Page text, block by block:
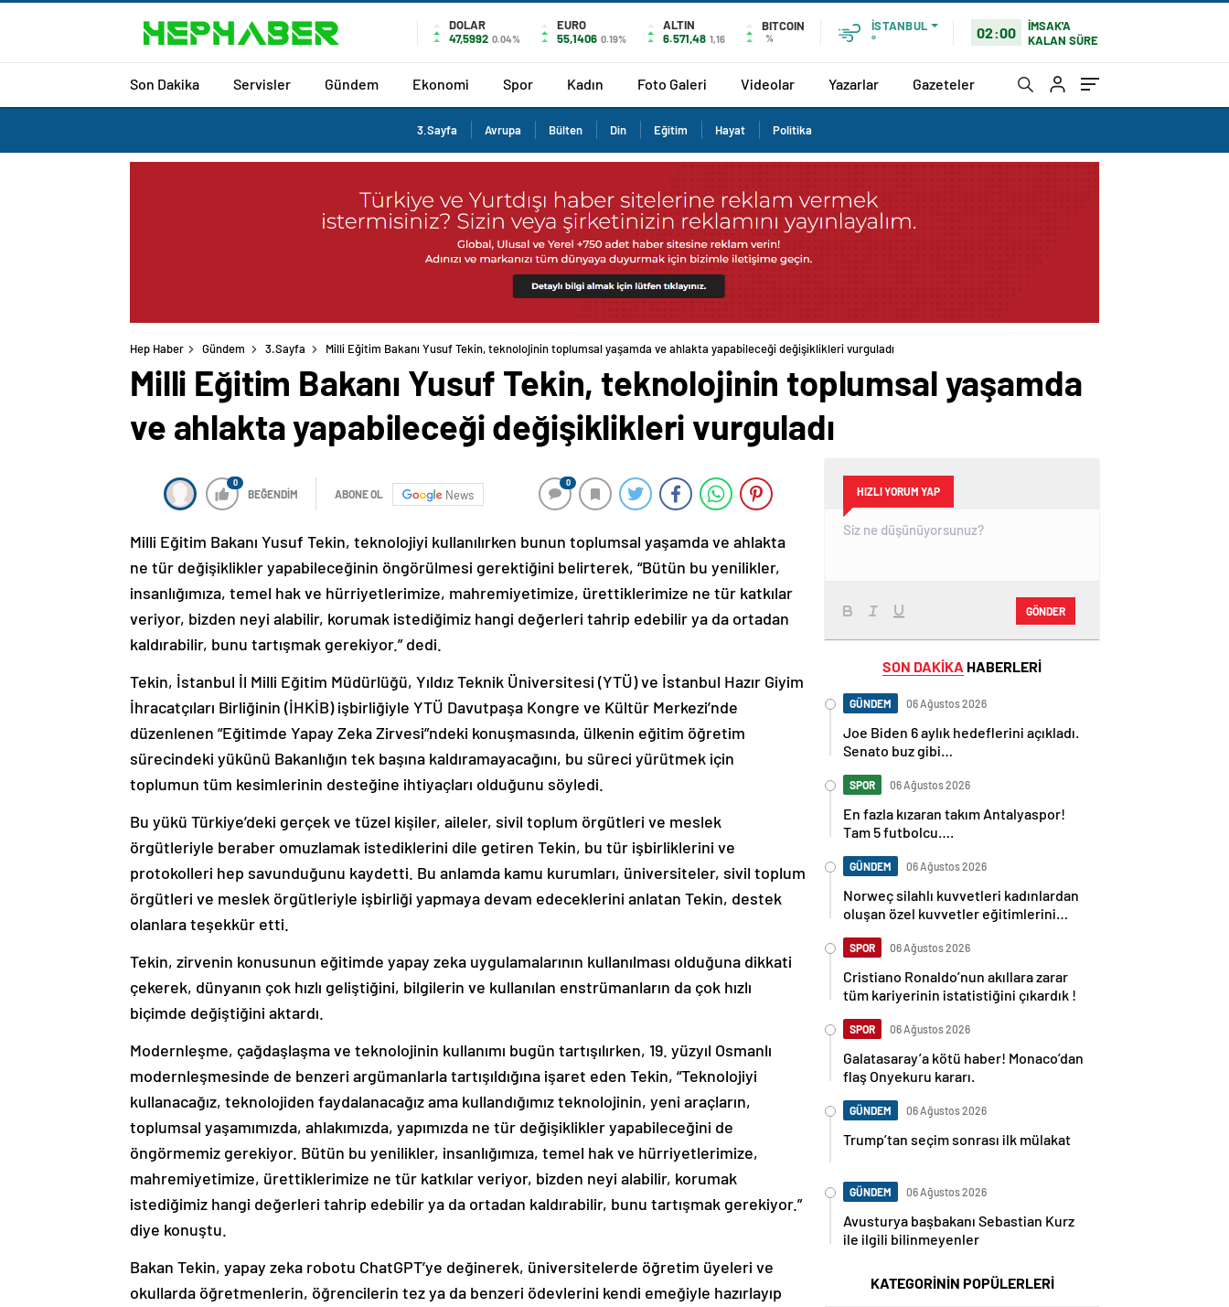
DOLAR
47,5992 0.04%
EURO
55,1406 0.19%
ALTIN
6.571,48 1,16
BITCOIN
%
İSTANBUL
°
02:00
İMSAK'A
KALAN SÜRE
Son Dakika Servisler Gündem Ekonomi Spor Kadın Foto Galeri Videolar Yazarlar Gazeteler
3.Sayfa Avrupa Bülten Din Eğitim Hayat Politika
Hep Haber Gündem 3.Sayfa Milli Eğitim Bakanı Yusuf Tekin, teknolojinin toplumsal yaşamda ve ahlakta yapabileceği değişiklikleri vurguladı
Milli Eğitim Bakanı Yusuf Tekin, teknolojinin toplumsal yaşamda
ve ahlakta yapabileceği değişiklikleri vurguladı
0
BEĞENDİM ABONE OL News
0
Milli Eğitim Bakanı Yusuf Tekin, teknolojiyi kullanılırken bunun toplumsal yaşamda ve ahlakta
ne tür değişiklikler yapabileceğinin öngörülmesi gerektiğini belirterek, “Bütün bu yenilikler,
insanlığımıza, temel hak ve hürriyetlerimize, mahremiyetimize, ürettiklerimize ne tür katkılar
veriyor, bizden neyi alabilir, korumak istediğimiz hangi değerleri tahrip edebilir ya da ortadan
kaldırabilir, bunu tartışmak gerekiyor.” dedi.
Tekin, İstanbul İl Milli Eğitim Müdürlüğü, Yıldız Teknik Üniversitesi (YTÜ) ve İstanbul Hazır Giyim
İhracatçıları Birliğinin (İHKİB) işbirliğiyle YTÜ Davutpaşa Kongre ve Kültür Merkezi’nde
düzenlenen “Eğitimde Yapay Zeka Zirvesi”ndeki konuşmasında, ülkenin eğitim öğretim
sürecindeki yükünü Bakanlığın tek başına kaldıramayacağını, bu süreci yürütmek için
toplumun tüm kesimlerinin desteğine ihtiyaçları olduğunu söyledi.
Bu yükü Türkiye’deki gerçek ve tüzel kişiler, aileler, sivil toplum örgütleri ve meslek
örgütleriyle beraber omuzlamak istediklerini dile getiren Tekin, bu tür işbirliklerini ve
protokolleri hep savunduğunu kaydetti. Bu anlamda kamu kurumları, üniversiteler, sivil toplum
örgütleri ve meslek örgütleriyle işbirliği yapmaya devam edeceklerini anlatan Tekin, destek
olanlara teşekkür etti.
Tekin, zirvenin konusunun eğitimde yapay zeka uygulamalarının kullanılması olduğuna dikkati
çekerek, dünyanın çok hızlı geliştiğini, bilgilerin ve kullanılan enstrümanların da çok hızlı
biçimde değiştiğini aktardı.
Modernleşme, çağdaşlaşma ve teknolojinin kullanımı bugün tartışılırken, 19. yüzyıl Osmanlı
modernleşmesinde de benzeri argümanlarla tartışıldığına işaret eden Tekin, “Teknolojiyi
kullanacağız, teknolojiden faydalanacağız ama kullandığımız teknolojinin, yeni araçların,
toplumsal yaşamımızda, ahlakımızda, yapımızda ne tür değişiklikler yapabileceğini de
öngörmemiz gerekiyor. Bütün bu yenilikler, insanlığımıza, temel hak ve hürriyetlerimize,
mahremiyetimize, ürettiklerimize ne tür katkılar veriyor, bizden neyi alabilir, korumak
istediğimiz hangi değerleri tahrip edebilir ya da ortadan kaldırabilir, bunu tartışmak gerekiyor.”
diye konuştu.
Bakan Tekin, yapay zeka robotu ChatGPT’ye değinerek, üniversitelerde öğretim üyeleri ve
okullarda öğretmenlerin, öğrencilerin tez ya da benzeri ödevlerini kendi emeğiyle hazırlayıp
HIZLI YORUM YAP
GÖNDER
SON DAKİKA HABERLERİ
GÜNDEM 06 Ağustos 2026
Joe Biden 6 aylık hedeflerini açıkladı.
Senato buz gibi…
SPOR 06 Ağustos 2026
En fazla kızaran takım Antalyaspor!
Tam 5 futbolcu….
GÜNDEM 06 Ağustos 2026
Norweç silahlı kuvvetleri kadınlardan
oluşan özel kuvvetler eğitimlerini
SPOR 06 Ağustos 2026
Cristiano Ronaldo’nun akıllara zarar
tüm kariyerinin istatistiğini çıkardık !
SPOR 06 Ağustos 2026
Galatasaray’a kötü haber! Monaco’dan
flaş Onyekuru kararı.
GÜNDEM 06 Ağustos 2026
Trump’tan seçim sonrası ilk mülakat
GÜNDEM 06 Ağustos 2026
Avusturya başbakanı Sebastian Kurz
ile ilgili bilinmeyenler
KATEGORİNİN POPÜLERLERİ